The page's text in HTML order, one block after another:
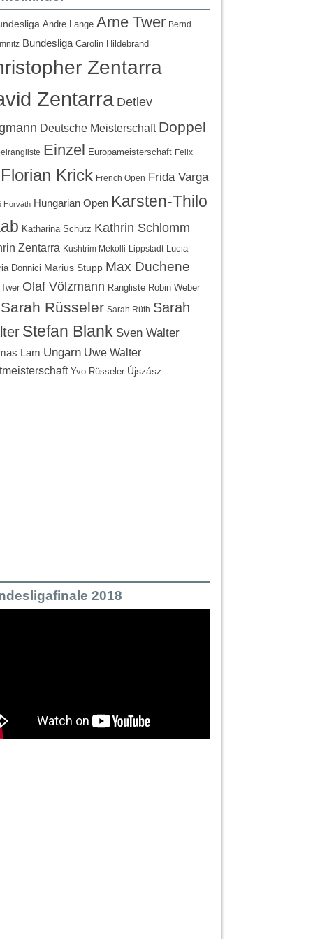
Andre Lange Arne Twer Bernd
Bundesliga Carolin Hildebrand
Zentarra
Zentarra Detlev
Deutsche Meisterschaft Doppel
Einzel Europameisterschaft Felix
Florian Krick French Open Frida Varga
Horváth Hungarian Open Karsten-Thilo
Katharina Schütz Kathrin Schlomm
Zentarra Kushtrim Mekolli Lippstadt
Lucia
Donnici Marius Stupp Max Duchene
Olaf Völzmann Rangliste Robin Weber
Sarah Rüsseler Sarah Rüth Sarah
Stefan Blank Sven Walter
Lam Ungarn Uwe Walter
Yvo Rüsseler Újszász
2018